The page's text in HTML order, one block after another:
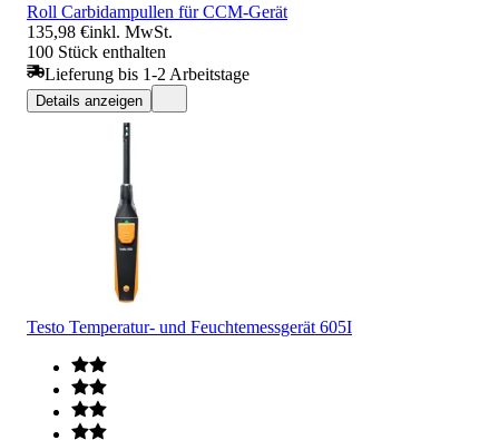
Roll Carbidampullen für CCM-Gerät
135,98 €inkl. MwSt.
100 Stück enthalten
Lieferung bis 1-2 Arbeitstage
Details anzeigen
Testo Temperatur- und Feuchtemessgerät 605I